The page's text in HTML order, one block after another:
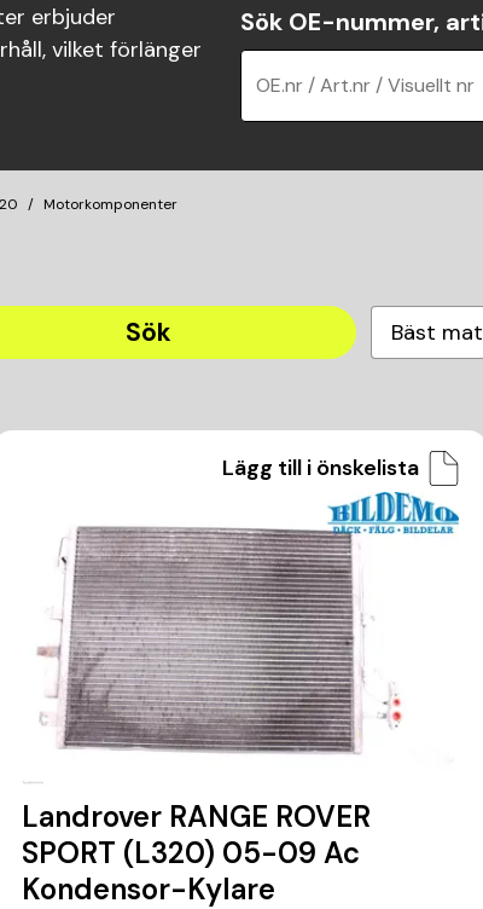
erbjuder
vilket förlänger
Sök OE-nummer,
OE.nr / Art.nr / Visuellt nr
Motorkomponenter
Sök Bäst
Lägg till i önskelista
Landrover RANGE ROVER
SPORT (L320) 05-09 Ac
Kondensor-Kylare